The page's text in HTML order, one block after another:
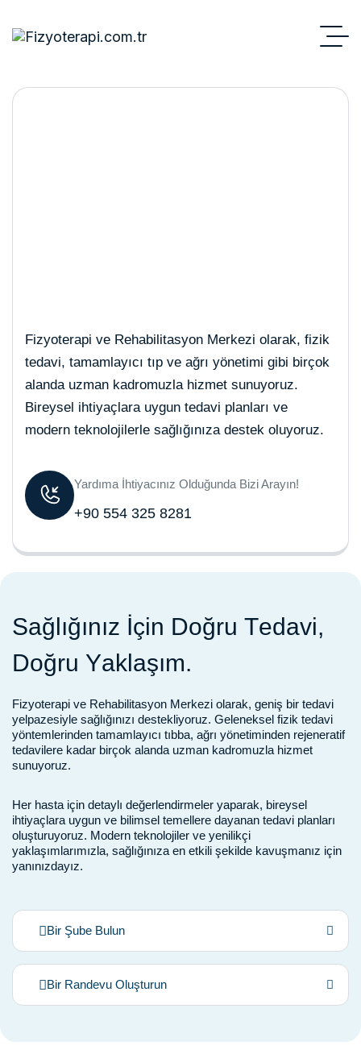
Fizyoterapi ve Rehabilitasyon Merkezi olarak, fizik
tedavi, tamamlayıcı tıp ve ağrı yönetimi gibi birçok
alanda uzman kadromuzla hizmet sunuyoruz.
Bireysel ihtiyaçlara uygun tedavi planları ve
modern teknolojilerle sağlığınıza destek oluyoruz.
Yardıma İhtiyacınız Olduğunda Bizi Arayın!
+90 554 325 8281
Sağlığınız İçin Doğru Tedavi,
Doğru Yaklaşım.
Fizyoterapi ve Rehabilitasyon Merkezi olarak, geniş bir tedavi
yelpazesiyle sağlığınızı destekliyoruz. Geleneksel fizik tedavi
yöntemlerinden tamamlayıcı tıbba, ağrı yönetiminden rejeneratif
tedavilere kadar birçok alanda uzman kadromuzla hizmet
sunuyoruz.
Her hasta için detaylı değerlendirmeler yaparak, bireysel
ihtiyaçlara uygun ve bilimsel temellere dayanan tedavi planları
oluşturuyoruz. Modern teknolojiler ve yenilikçi
yaklaşımlarımızla, sağlığınıza en etkili şekilde kavuşmanız için
yanınızdayız.
Bir Şube Bulun
Bir Randevu Oluşturun